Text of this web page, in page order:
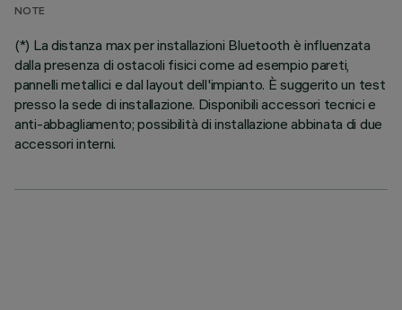
NOTE
(*) La distanza max per installazioni Bluetooth è influenzata
dalla presenza di ostacoli fisici come ad esempio pareti,
pannelli metallici e dal layout dell'impianto. È suggerito un test
presso la sede di installazione. Disponibili accessori tecnici e
anti-abbagliamento; possibilità di installazione abbinata di due
accessori interni.